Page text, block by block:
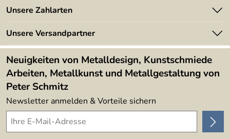
Kundeninformationen
Newsletter
Lieferbedingungen
Angebote
Kundenbewertungen (394)
4,9/5
Unsere Zahlarten
Unsere Versandpartner
Neuigkeiten von Metalldesign, Kunstschmiede
Arbeiten, Metallkunst und Metallgestaltung von
Peter Schmitz
Newsletter anmelden & Vorteile sichern